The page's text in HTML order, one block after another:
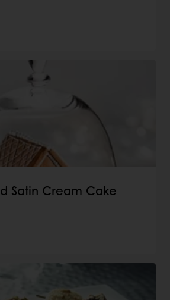
Satin Cream Cake